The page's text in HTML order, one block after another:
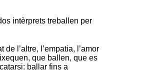
intèrprets treballen per
l’altre, l’empatia, l’amor
que ballen, que es
ballar fins a